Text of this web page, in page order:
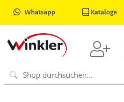
Whatsapp Kataloge